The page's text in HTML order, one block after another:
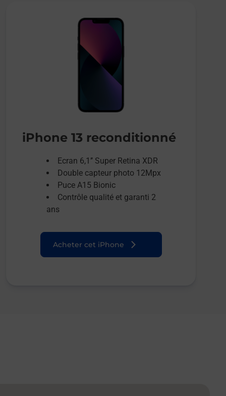
iPhone 13 reconditionné
Ecran 6,1’’ Super Retina XDR
Double capteur photo 12Mpx
Puce A15 Bionic
Contrôle qualité et garanti 2
ans
Acheter cet iPhone